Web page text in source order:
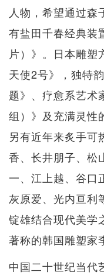
人物，希望通过森
有盐田千春经典装
片）》。日本雕
天使2号》，独特
题》、疗愈系艺术
组）》及充满灵性
另有近年来炙手可
香、长井朋子、松
一、江上越、谷口
灰原爱、光内亘利
锭雄结合现代美学
著称的韩国雕塑家
中国二十世纪当代